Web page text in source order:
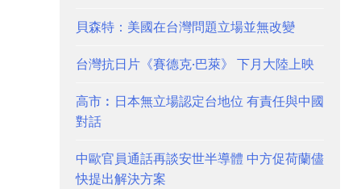
貝森特：美國在台灣問題立場並無改變
台灣抗日片《賽德克·巴萊》 下月大陸上映
高市︰日本無立場認定台地位 有責任與中國
對話
中歐官員通話再談安世半導體 中方促荷蘭儘
快提出解決方案